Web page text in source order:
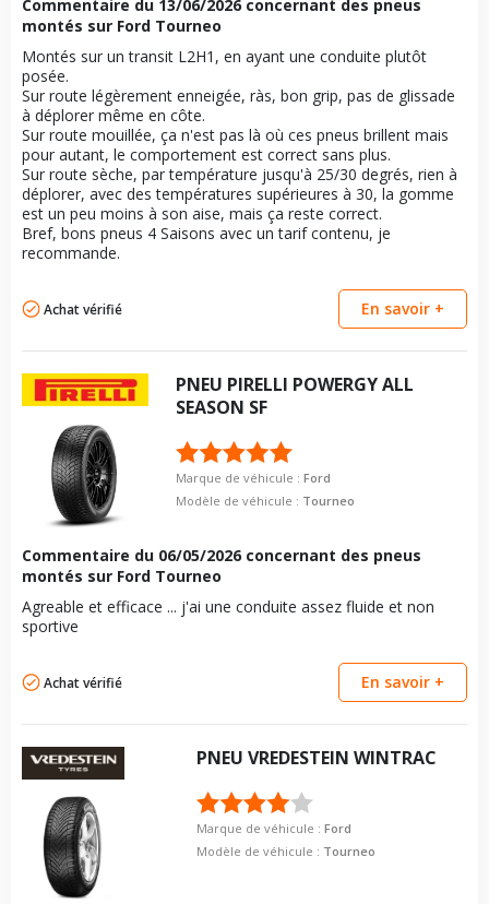
Pour la visserie, afin de garantir une parfaite compatibilité, nous
vous conseillons de contacter directement le constructeur.
Taille de la tête de boulon
21
boulon
Pour la visserie, afin de garantir une parfaite compatibilité, nous
vous conseillons de contacter directement le constructeur.
vous conseillons de contacter directement le constructeur.
Force de rotation du
boulon
Pour la visserie, afin de garantir une parfaite compatibilité, nous
vous conseillons de contacter directement le constructeur.
Commentaire du 13/06/2026 concernant des pneus
montés sur Ford Tourneo
Montés sur un transit L2H1, en ayant une conduite plutôt
posée.
Sur route légèrement enneigée, ràs, bon grip, pas de glissade
à déplorer même en côte.
Sur route mouillée, ça n'est pas là où ces pneus brillent mais
pour autant, le comportement est correct sans plus.
Sur route sèche, par température jusqu'à 25/30 degrés, rien à
déplorer, avec des températures supérieures à 30, la gomme
est un peu moins à son aise, mais ça reste correct.
Bref, bons pneus 4 Saisons avec un tarif contenu, je
recommande.
Achat vérifié En savoir +
PNEU PIRELLI POWERGY ALL
SEASON SF
Marque de véhicule : Ford
Modèle de véhicule : Tourneo
Commentaire du 06/05/2026 concernant des pneus
montés sur Ford Tourneo
Agreable et efficace ... j'ai une conduite assez fluide et non
sportive
Achat vérifié En savoir +
PNEU VREDESTEIN WINTRAC
Marque de véhicule : Ford
Modèle de véhicule : Tourneo